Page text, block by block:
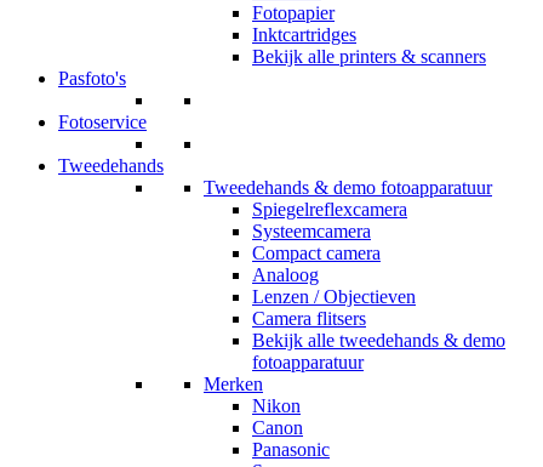
Fotopapier
Inktcartridges
Bekijk alle printers & scanners
Pasfoto's
Fotoservice
Tweedehands
Tweedehands & demo fotoapparatuur
Spiegelreflexcamera
Systeemcamera
Compact camera
Analoog
Lenzen / Objectieven
Camera flitsers
Bekijk alle tweedehands & demo
fotoapparatuur
Merken
Nikon
Canon
Panasonic